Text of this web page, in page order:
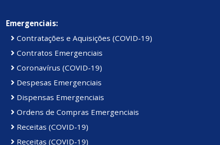
Emergenciais:
Contratações e Aquisições (COVID-19)
Contratos Emergenciais
Coronavírus (COVID-19)
Despesas Emergenciais
Dispensas Emergenciais
Ordens de Compras Emergenciais
Receitas (COVID-19)
Receitas (COVID-19)